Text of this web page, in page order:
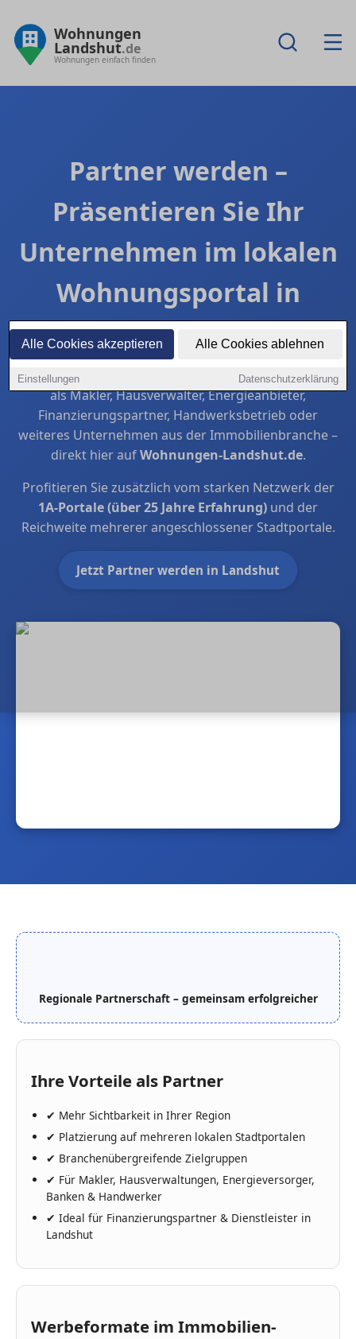
Alle Cookies akzeptieren Alle Cookies ablehnen
Einstellungen Datenschutzerklärung
Wohnungen
Landshut.de
Wohnungen einfach finden
Partner werden –
Präsentieren Sie Ihr
Unternehmen im lokalen
Wohnungsportal in
Landshut
Steigern Sie in Landshut Ihre regionale Sichtbarkeit
als Makler, Hausverwalter, Energieanbieter,
Finanzierungspartner, Handwerksbetrieb oder
weiteres Unternehmen aus der Immobilienbranche –
direkt hier aufWohnungen-Landshut.de.
Profitieren Sie zusätzlich vom starken Netzwerk der
1A-Portale (über 25 Jahre Erfahrung) und der
Reichweite mehrerer angeschlossener Stadtportale.
Jetzt Partner werden in Landshut
Regionale Partnerschaft – gemeinsam erfolgreicher
Ihre Vorteile als Partner
✔ Mehr Sichtbarkeit in Ihrer Region
✔ Platzierung auf mehreren lokalen Stadtportalen
✔ Branchenübergreifende Zielgruppen
✔ Für Makler, Hausverwaltungen, Energieversorger,
Banken & Handwerker
✔Ideal für Finanzierungspartner & Dienstleister in
Landshut
Werbeformate im Immobilien-